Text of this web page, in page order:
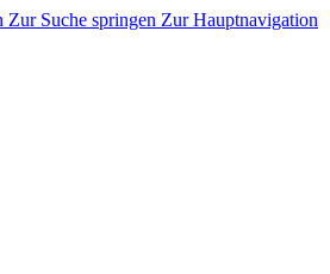
Zur Suche springen Zur Hauptnavigation